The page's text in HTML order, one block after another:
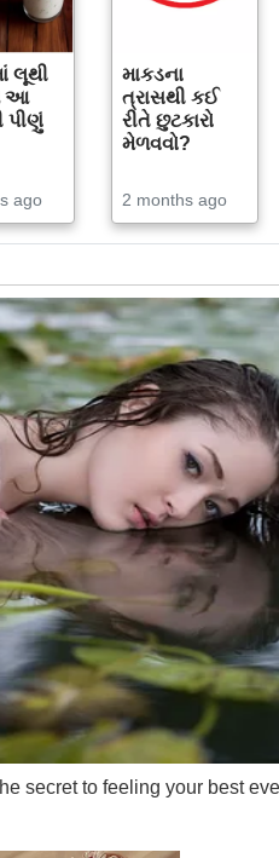
લૂથી
આ
પીણું
ago
માકડના
ત્રાસથી કઈ
રીતે છુટકારો
મેળવવો?
2 months ago